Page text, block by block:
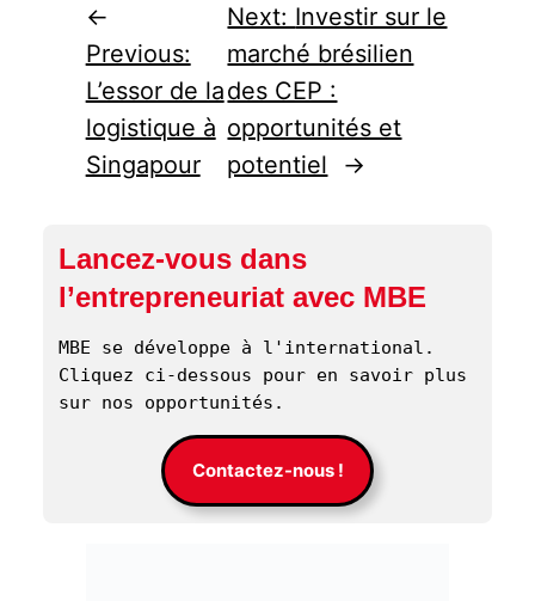
←
Previous:
L’essor de la
logistique à
Singapour
Next: Investir sur le
marché brésilien
des CEP :
opportunités et
potentiel
→
Lancez-vous dans
l’entrepreneuriat avec MBE
MBE se développe à l'international.
Cliquez ci-dessous pour en savoir plus
sur nos opportunités.
Contactez-nous !